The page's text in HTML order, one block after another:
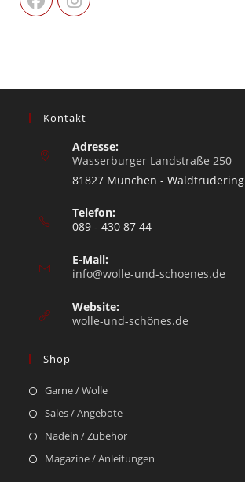
Kontakt
Adresse:
Wasserburger Landstraße 250
81827 München - Waldtrudering
Telefon:
089 - 430 87 44
E-Mail:
info@wolle-und-schoenes.de
Website:
wolle-und-schönes.de
Shop
Garne / Wolle
Sales / Angebote
Nadeln / Zubehör
Magazine / Anleitungen